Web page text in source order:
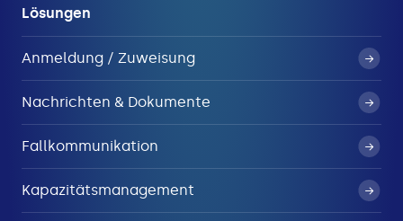
Lösungen
Anmeldung / Zuweisung
Nachrichten & Dokumente
Fallkommunikation
Kapazitätsmanagement